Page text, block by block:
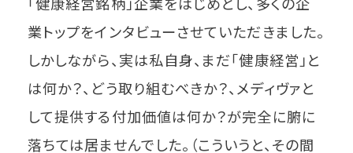
業トップをインタビューさせていただきました。
しかしながら、実は私自身、まだ「健康経営」と
は何か？、どう取り組むべきか？、メディヴァと
して提供する付加価値は何か？が完全に腑に
落ちては居ませんでした。（こういうと、その間